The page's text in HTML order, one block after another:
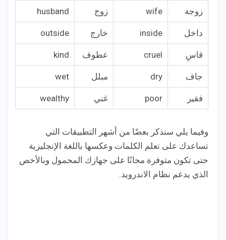
زوجة wife زوج husband
داخل inside خارج outside
قاسِ cruel عطوف kind
جاف dry مبلل wet
فقير poor غني wealthy
وفيما يلي سنذكر بعضًا من أشهر التطبيقات التي
تساعدك على تعلم الكلمات وعكسها باللغة الإنجليزية
حتى تكون متوفرة مجانًا على جهازك المحمول وبالأخص
الذي يدعم نظام الاندرويد.